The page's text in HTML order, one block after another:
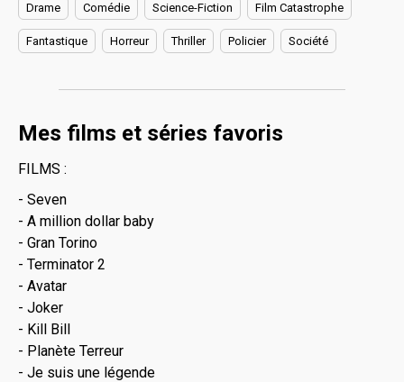
Drame Comédie Science-Fiction Film Catastrophe
Fantastique Horreur Thriller Policier Société
Mes films et séries favoris
FILMS :
- Seven
- A million dollar baby
- Gran Torino
- Terminator 2
- Avatar
- Joker
- Kill Bill
- Planète Terreur
- Je suis une légende